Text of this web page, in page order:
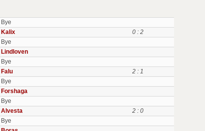
Bye
Kalix
0 : 2
Bye
Lindloven
Bye
Falu
2 : 1
Bye
Forshaga
Bye
Alvesta
2 : 0
Bye